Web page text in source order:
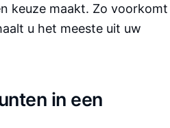
keuze maakt. Zo voorkomt
u het meeste uit uw
in een